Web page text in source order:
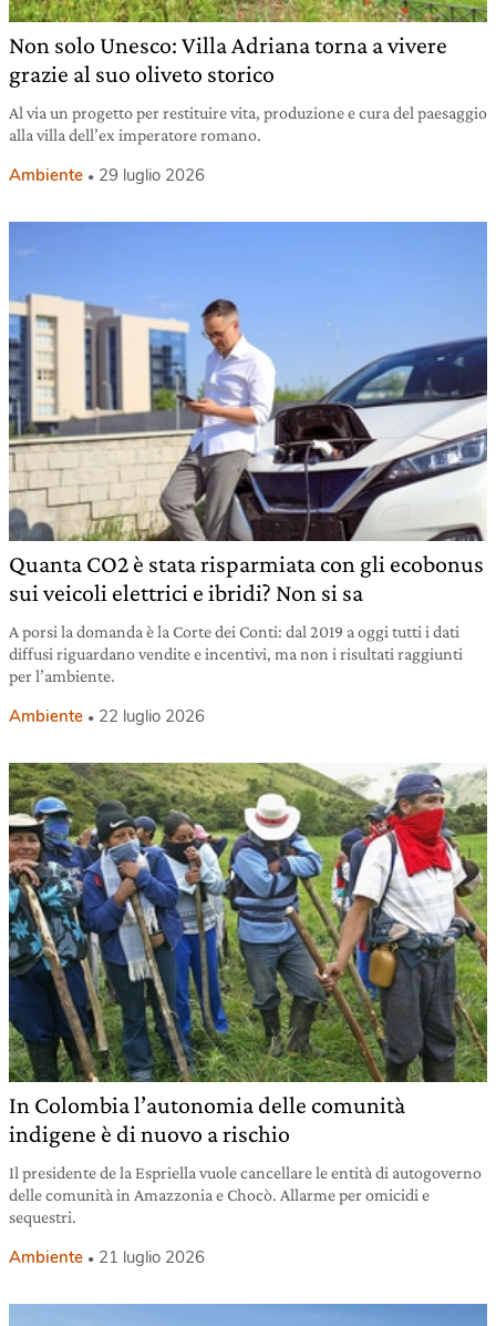
Non solo Unesco: Villa Adriana torna a vivere
grazie al suo oliveto storico
Al via un progetto per restituire vita, produzione e cura del paesaggio
alla villa dell’ex imperatore romano.
Ambiente 29 luglio 2026
Quanta CO2 è stata risparmiata con gli ecobonus
sui veicoli elettrici e ibridi? Non si sa
A porsi la domanda è la Corte dei Conti: dal 2019 a oggi tutti i dati
diffusi riguardano vendite e incentivi, ma non i risultati raggiunti
per l’ambiente.
Ambiente 22 luglio 2026
In Colombia l’autonomia delle comunità
indigene è di nuovo a rischio
Il presidente de la Espriella vuole cancellare le entità di autogoverno
delle comunità in Amazzonia e Chocò. Allarme per omicidi e
sequestri.
Ambiente 21 luglio 2026